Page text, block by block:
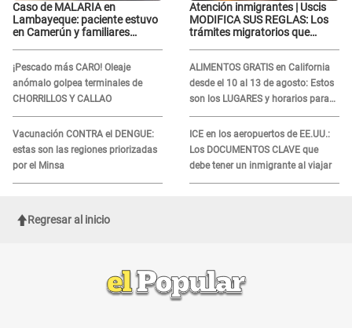
Caso de MALARIA en
Lambayeque: paciente estuvo
en Camerún y familiares
¡Pescado más CARO! Oleaje
anómalo golpea terminales de
CHORRILLOS Y CALLAO
Vacunación CONTRA el DENGUE:
estas son las regiones priorizadas
por el Minsa
Atención inmigrantes | Uscis
MODIFICA SUS REGLAS: Los
trámites migratorios que
ALIMENTOS GRATIS en California
desde el 10 al 13 de agosto: Estos
son los LUGARES y horarios para
recibir la ayuda
ICE en los aeropuertos de EE.UU.:
Los DOCUMENTOS CLAVE que
debe tener un inmigrante al viajar
Regresar al inicio